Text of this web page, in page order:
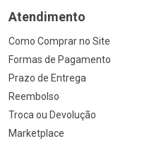
Atendimento
Como Comprar no Site
Formas de Pagamento
Prazo de Entrega
Reembolso
Troca ou Devolução
Marketplace